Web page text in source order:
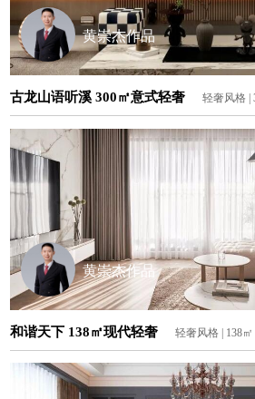
黄崇杰作品
古龙山语听溪 300㎡意式轻奢 轻奢风格 |
黄崇杰作品
和谐天下 138㎡现代轻奢 轻奢风格 | 138